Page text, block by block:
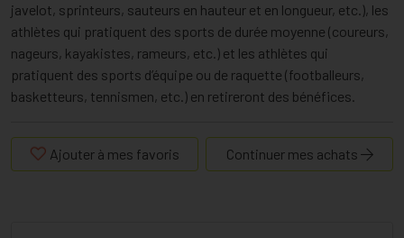
javelot, sprinteurs, sauteurs en hauteur et en longueur, etc.), les
athlètes qui pratiquent des sports de durée moyenne (coureurs,
nageurs, kayakistes, rameurs, etc.) et les athlètes qui
pratiquent des sports d’équipe ou de raquette (footballeurs,
basketteurs, tennismen, etc.) en retireront des bénéfices.
Ajouter à mes favoris Continuer mes achats